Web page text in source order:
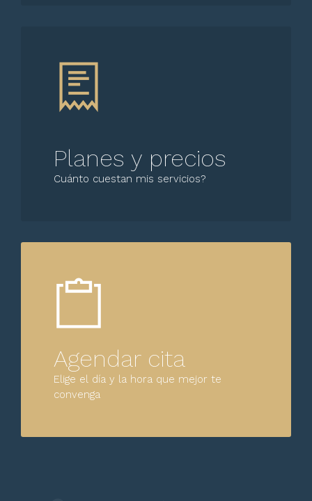
Planes y precios
Cuánto cuestan mis servicios?
Agendar cita
Elige el día y la hora que mejor te
convenga